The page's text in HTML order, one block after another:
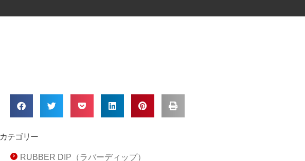
カテゴリー
RUBBER DIP（ラバーディップ）